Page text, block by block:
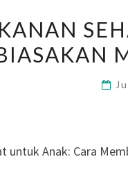
untuk Anak: Cara